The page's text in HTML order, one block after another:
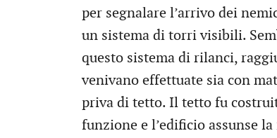
per segnalare l’arrivo dei
un sistema di torri visibili.
questo sistema di rilanci,
venivano effettuate sia con
priva di tetto. Il tetto fu
funzione e l’edificio assunse